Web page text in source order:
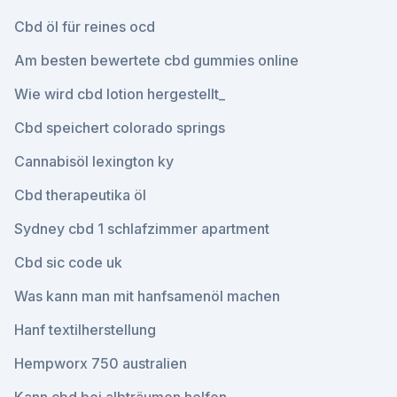
Cbd öl für reines ocd
Am besten bewertete cbd gummies online
Wie wird cbd lotion hergestellt_
Cbd speichert colorado springs
Cannabisöl lexington ky
Cbd therapeutika öl
Sydney cbd 1 schlafzimmer apartment
Cbd sic code uk
Was kann man mit hanfsamenöl machen
Hanf textilherstellung
Hempworx 750 australien